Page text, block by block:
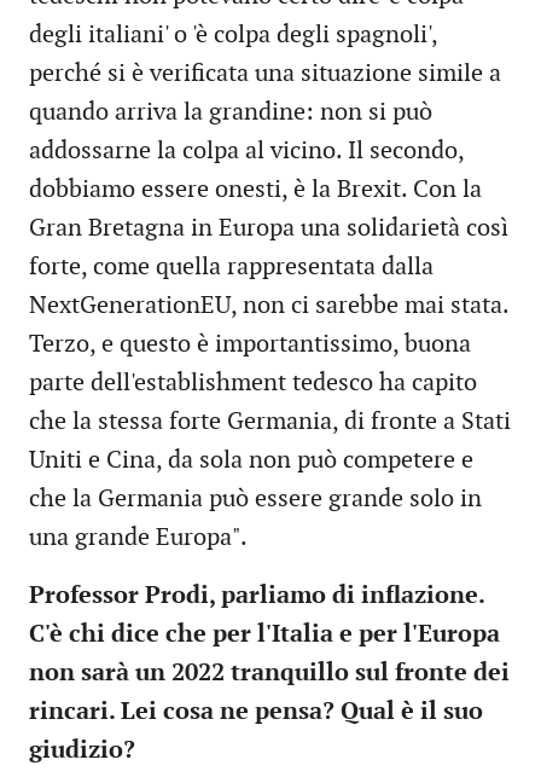
degli italiani' o 'è colpa degli spagnoli',
perché si è verificata una situazione simile a
quando arriva la grandine: non si può
addossarne la colpa al vicino. Il secondo,
dobbiamo essere onesti, è la Brexit. Con la
Gran Bretagna in Europa una solidarietà così
forte, come quella rappresentata dalla
NextGenerationEU, non ci sarebbe mai stata.
Terzo, e questo è importantissimo, buona
parte dell'establishment tedesco ha capito
che la stessa forte Germania, di fronte a Stati
Uniti e Cina, da sola non può competere e
che la Germania può essere grande solo in
una grande Europa".
Professor Prodi, parliamo di inflazione.
C'è chi dice che per l'Italia e per l'Europa
non sarà un 2022 tranquillo sul fronte dei
rincari. Lei cosa ne pensa? Qual è il suo
giudizio?